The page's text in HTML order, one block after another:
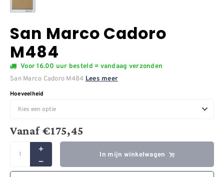
San Marco Cadoro
M484
Voor 16.00 uur besteld = vandaag verzonden
San Marco Cadoro M484 Lees meer
Hoeveelheid
Vanaf€175,45
In mijn winkelwagen